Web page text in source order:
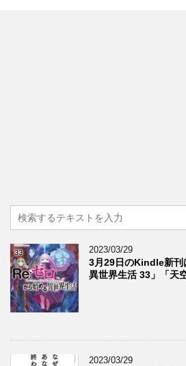
2023/03/29
3月29日のKindle新刊
異世界生活 33」「
2023/03/29